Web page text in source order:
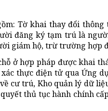
Tờ khai thay đổi thông
đăng ký tạm trú là
giám hộ, trừ trường hợp
ở hợp pháp được khai
thực điện tử qua Ứng
cư trú, Kho quản lý dữ
thủ tục hành chính